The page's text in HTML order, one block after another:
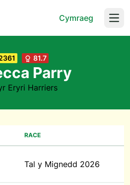
Cymraeg
81.7
Parry
Eryri Harriers
RACE
Tal y Mignedd 2026